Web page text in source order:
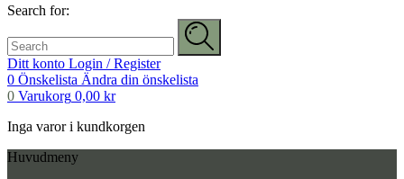
Search for:
Ditt konto Login / Register
0 Önskelista Ändra din önskelista
0 Varukorg 0,00 kr
Inga varor i kundkorgen
Huvudmeny